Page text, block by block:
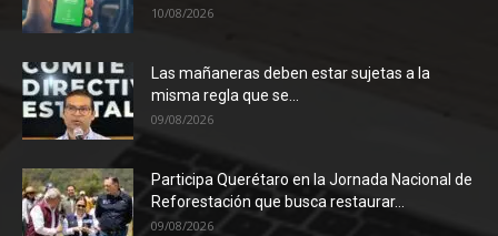
10/08/2026
Las mañaneras deben estar sujetas a la
misma regla que se...
09/08/2026
Participa Querétaro en la Jornada Nacional de
Reforestación que busca restaurar...
09/08/2026